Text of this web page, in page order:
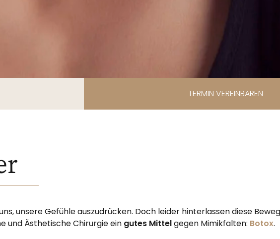
TERMIN VEREINBAREN
unsere Gefühle auszudrücken. Doch leider hinterlassen diese
und Ästhetische Chirurgie ein gutes Mittelgegen Mimikfalten: Botox.